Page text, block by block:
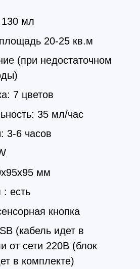
130 мл
20-25 кв.м
(при недостаточном
7 цветов
35 мл/час
3-6 часов
мм
: есть
кнопка
(кабель идет в
от сети 220В (блок
в комплекте)